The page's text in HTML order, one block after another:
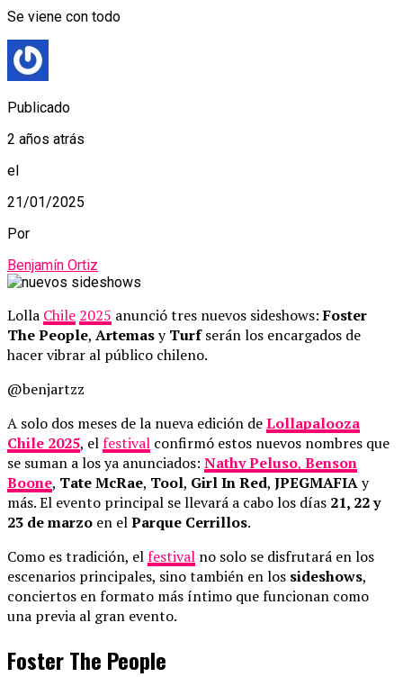
Se viene con todo
Publicado
2 años atrás
el
21/01/2025
Por
Benjamín Ortiz
Lolla Chile 2025 anunció tres nuevos sideshows:Foster
The People, ArtemasyTurfserán los encargados de
hacer vibrar al público chileno.
@benjartzz
A solo dos meses de la nueva edición deLollapalooza
Chile 2025, elfestival confirmó estos nuevos nombres que
se suman a los ya anunciados: Nathy Peluso, Benson
Boone, Tate McRae, Tool, Girl In Red, JPEGMAFIAy
más. El evento principal se llevará a cabo los días 21, 22 y
23 de marzo en elParque Cerrillos.
Como es tradición, elfestival no solo se disfrutará en los
escenarios principales, sino también en los sideshows,
conciertos en formato más íntimo que funcionan como
una previa al gran evento.
Foster The People